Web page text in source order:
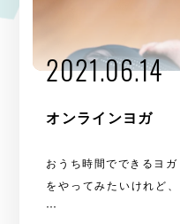
2021.06.14
オンラインヨガ
おうち時間でできるヨ
をやってみたいけれど
…